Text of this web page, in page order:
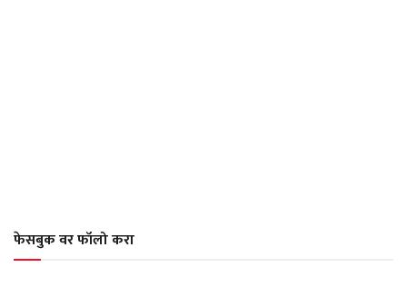
फेसबुक वर फॉलो करा